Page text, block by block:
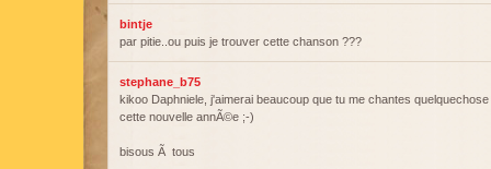
bintje
par pitie..ou puis je trouver cette chanson ???
stephane_b75
kikoo Daphniele, j'aimerai beaucoup que tu me chantes
cette nouvelle annÃ©e ;-)
bisous Ã tous